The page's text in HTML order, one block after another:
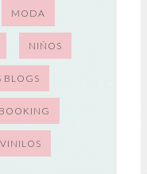
MODA
NIÑOS
BLOGS
VINILOS